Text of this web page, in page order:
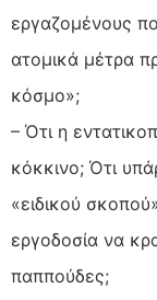
εργαζομένους
ατομικά μέτρα
κόσμο»;
– Ότι η
κόκκινο; Ότι
«ειδικού
εργοδοσία να
παππούδες;